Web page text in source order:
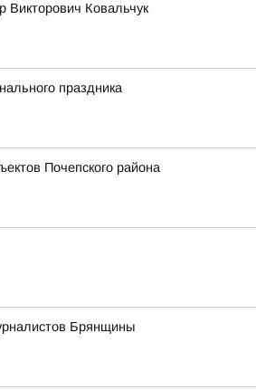
Викторович Ковальчук
праздника
Почепского района
Брянщины